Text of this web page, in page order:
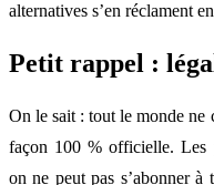
alternatives s’en réclament
Petit rappel :
On le sait : tout le monde ne
façon 100 % officielle. Les
on ne peut pas s’abonner